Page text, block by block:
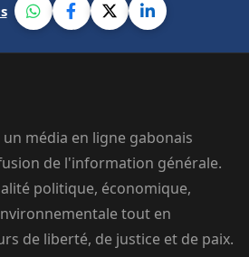
média en ligne gabonais
de l'information générale.
politique, économique,
tout en
de liberté, de justice et de paix.